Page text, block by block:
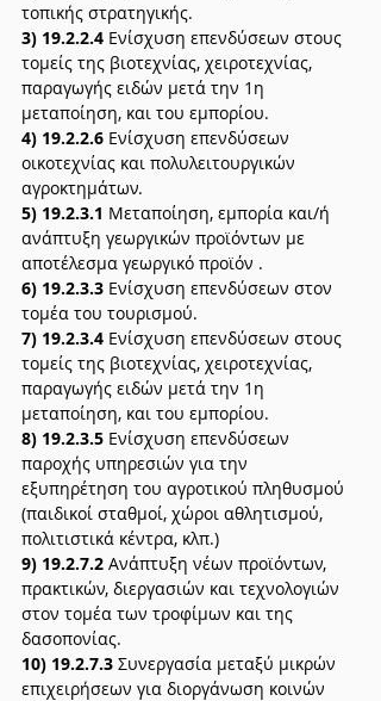
τοπικής στρατηγικής.
3) 19.2.2.4 Ενίσχυση επενδύσεων στους
τομείς της βιοτεχνίας, χειροτεχνίας,
παραγωγής ειδών μετά την 1η
μεταποίηση, και του εμπορίου.
4) 19.2.2.6 Ενίσχυση επενδύσεων
οικοτεχνίας και πολυλειτουργικών
αγροκτημάτων.
5) 19.2.3.1 Μεταποίηση, εμπορία και/ή
ανάπτυξη γεωργικών προϊόντων με
αποτέλεσμα γεωργικό προϊόν .
6) 19.2.3.3 Ενίσχυση επενδύσεων στον
τομέα του τουρισμού.
7) 19.2.3.4 Ενίσχυση επενδύσεων στους
τομείς της βιοτεχνίας, χειροτεχνίας,
παραγωγής ειδών μετά την 1η
μεταποίηση, και του εμπορίου.
8) 19.2.3.5 Ενίσχυση επενδύσεων
παροχής υπηρεσιών για την
εξυπηρέτηση του αγροτικού πληθυσμού
(παιδικοί σταθμοί, χώροι αθλητισμού,
πολιτιστικά κέντρα, κλπ.)
9) 19.2.7.2 Ανάπτυξη νέων προϊόντων,
πρακτικών, διεργασιών και τεχνολογιών
στον τομέα των τροφίμων και της
δασοπονίας.
10) 19.2.7.3 Συνεργασία μεταξύ μικρών
επιχειρήσεων για διοργάνωση κοινών